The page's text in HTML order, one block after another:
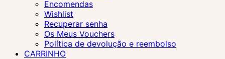
Encomendas
Wishlist
Recuperar senha
Os Meus Vouchers
Política de devolução e reembolso
CARRINHO